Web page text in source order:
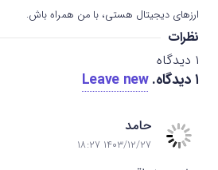
ارزهای دیجیتال هستی، با من همراه باش.
نظرات
۱ دیدگاه
۱دیدگاه.
Leave new
حامد
۱۴۰۳/۱۲/۲۷ ۱۸:۲۷